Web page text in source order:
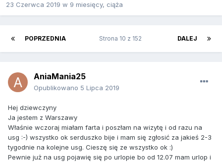
23 Czerwca 2019 w 9 miesięcy, ciąża
POPRZEDNIA DALEJ
Strona 10 z 152
AniaMania25
Opublikowano 5 Lipca 2019
Hej dziewczyny
Ja jestem z Warszawy
Właśnie wczoraj miałam farta i poszłam na wizytę i od razu na
usg :-) wszystko ok serduszko bije i mam się zgłosić za jakieś 2-3
tygodnie na kolejne usg. Cieszę się ze wszystko ok :)
Pewnie już na usg pojawię się po urlopie bo od 12.07 mam urlop i